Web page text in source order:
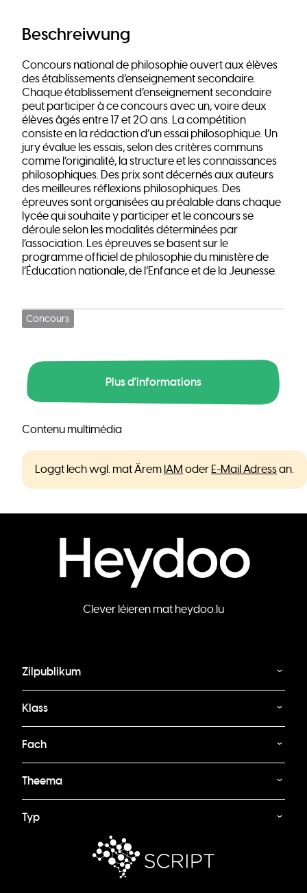
Beschreiwung
Concours national de philosophie ouvert aux élèves
des établissements d’enseignement secondaire.
Chaque établissement d’enseignement secondaire
peut participer à ce concours avec un, voire deux
élèves âgés entre 17 et 20 ans. La compétition
consiste en la rédaction d’un essai philosophique. Un
jury évalue les essais, selon des critères communs
comme l’originalité, la structure et les connaissances
philosophiques. Des prix sont décernés aux auteurs
des meilleures réflexions philosophiques. Des
épreuves sont organisées au préalable dans chaque
lycée qui souhaite y participer et le concours se
déroule selon les modalités déterminées par
l’association. Les épreuves se basent sur le
programme officiel de philosophie du ministère de
l’Éducation nationale, de l’Enfance et de la Jeunesse.
Concours
Plus d'informations
Contenu multimédia
Loggt Iech wgl. mat Ärem IAM oder E-Mail Adressan.
Clever léieren mat heydoo.lu
Zilpublikum
Klass
Fach
Theema
Typ